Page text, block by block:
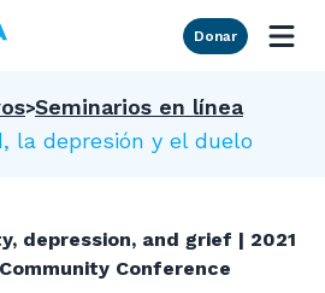
Donar
Seminarios en línea
la depresión y el duelo
depression, and grief | 2021
Conference